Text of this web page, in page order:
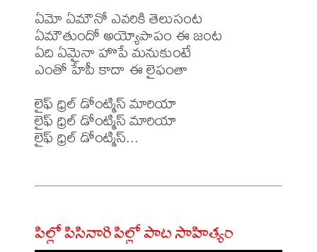
ఏమో ఏమౌనో ఎవరికి తెలుసంట
ఏమౌతుందో అయ్యోపాపం ఈ జంట
ఏది ఏమైనా హొపే మనుకుంటే
ఎంతో హేపీ కాదా ఈ లైఫంతా
లైఫ్ ధ్రిల్ డోంట్మిస్ మారియా
లైఫ్ ధ్రిల్ డోంట్మిస్ మారియా
లైఫ్ ధ్రిల్ డోంట్మిస్...
పిల్లో పిసినారి పిల్లో పాట సాహిత్యం